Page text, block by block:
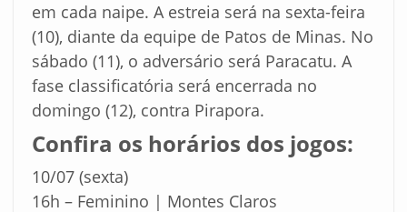
em cada naipe. A estreia será na sexta-feira
(10), diante da equipe de Patos de Minas. No
sábado (11), o adversário será Paracatu. A
fase classificatória será encerrada no
domingo (12), contra Pirapora.
Confira os horários dos jogos:
10/07 (sexta)
16h – Feminino | Montes Claros